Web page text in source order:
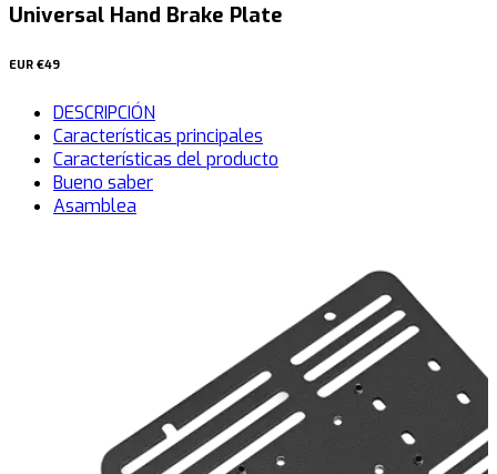
Universal Hand Brake Plate
EUR €49
DESCRIPCIÓN
Características principales
Características del producto
Bueno saber
Asamblea